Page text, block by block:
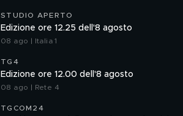
STUDIO APERTO
Edizione ore 12.25 dell'8 agosto
08 ago | Italia 1
TG4
Edizione ore 12.00 dell'8 agosto
08 ago | Rete 4
TGCOM24